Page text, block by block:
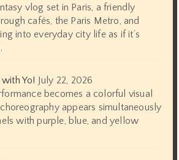
vlog set in Paris, a friendly
cafés, the Paris Metro, and
into everyday city life as if it’s
Yo! July 22, 2026
becomes a colorful visual
appears simultaneously
with purple, blue, and yellow